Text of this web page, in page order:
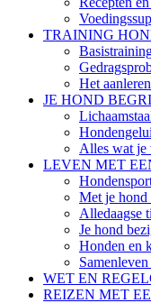
TRAINING
Het
JE HOND
Alles wat je
LEVEN MET
Met je hond
Alledaagse
Je hond
Honden en
WET EN
REIZEN MET